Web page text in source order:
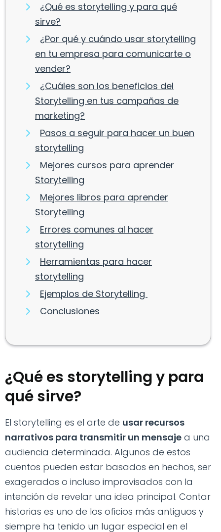
¿Qué es storytelling y para qué
sirve?
¿Por qué y cuándo usar storytelling
en tu empresa para comunicarte o
vender?
¿Cuáles son los beneficios del
Storytelling en tus campañas de
marketing?
Pasos a seguir para hacer un buen
storytelling
Mejores cursos para aprender
Storytelling
Mejores libros para aprender
Storytelling
Errores comunes al hacer
storytelling
Herramientas para hacer
storytelling
Ejemplos de Storytelling
Conclusiones
¿Qué es storytelling y para
qué sirve?
El storytelling es el arte de usar recursos
narrativos para transmitir un mensaje a una
audiencia determinada. Algunos de estos
cuentos pueden estar basados en hechos, ser
exagerados o incluso improvisados con la
intención de revelar una idea principal. Contar
historias es uno de los oficios más antiguos y
siempre ha tenido un lugar especial en el